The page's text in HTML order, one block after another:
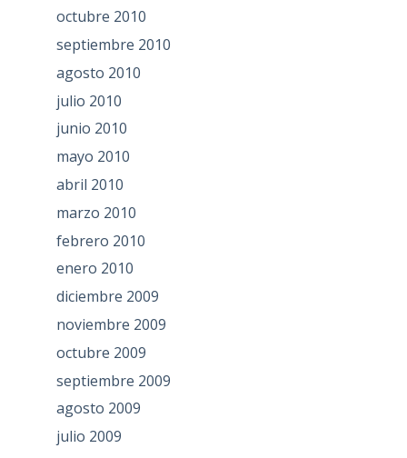
octubre 2010
septiembre 2010
agosto 2010
julio 2010
junio 2010
mayo 2010
abril 2010
marzo 2010
febrero 2010
enero 2010
diciembre 2009
noviembre 2009
octubre 2009
septiembre 2009
agosto 2009
julio 2009